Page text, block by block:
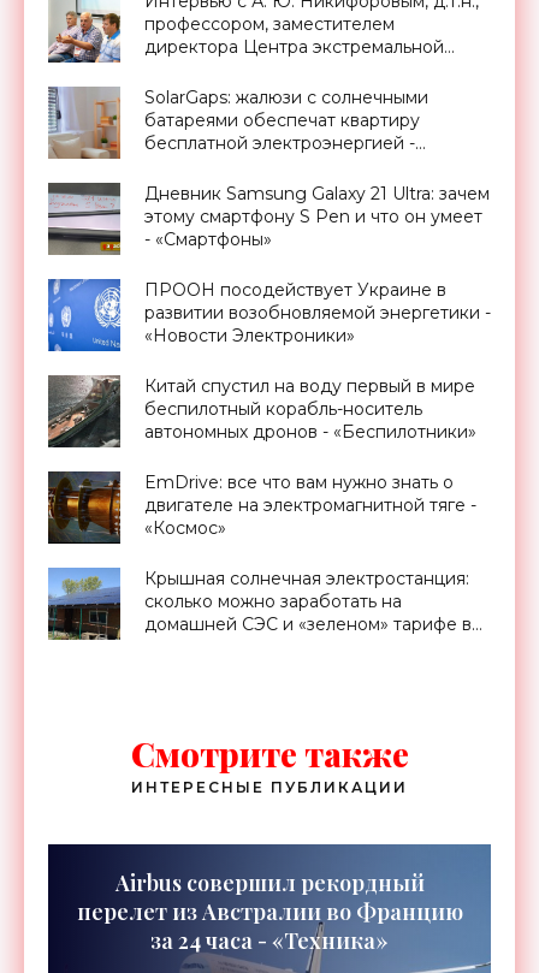
профессором, заместителем
директора Центра экстремальной
МИФИ - «Смартфоны»
SolarGaps: жалюзи с солнечными
батареями обеспечат квартиру
бесплатной электроэнергией -
Дневник Samsung Galaxy 21 Ultra: зачем
этому смартфону S Pen и что он умеет
- «Смартфоны»
ПРООН посодействует Украине в
развитии возобновляемой энергетики -
«Новости Электроники»
Китай спустил на воду первый в мире
беспилотный корабль-носитель
автономных дронов - «Беспилотники»
EmDrive: все что вам нужно знать о
двигателе на электромагнитной тяге -
«Космос»
Крышная солнечная электростанция:
сколько можно заработать на
домашней СЭС и «зеленом» тарифе в
Смотрите также
ИНТЕРЕСНЫЕ ПУБЛИКАЦИИ
Airbus совершил рекордный
перелет из Австралии во Францию
за 24 часа - «Техника»